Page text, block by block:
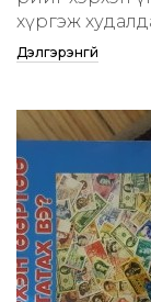
хүргэж
Дэлгэрэнгүй